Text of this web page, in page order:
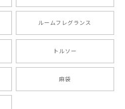
ルームフレグランス
トルソー
麻袋